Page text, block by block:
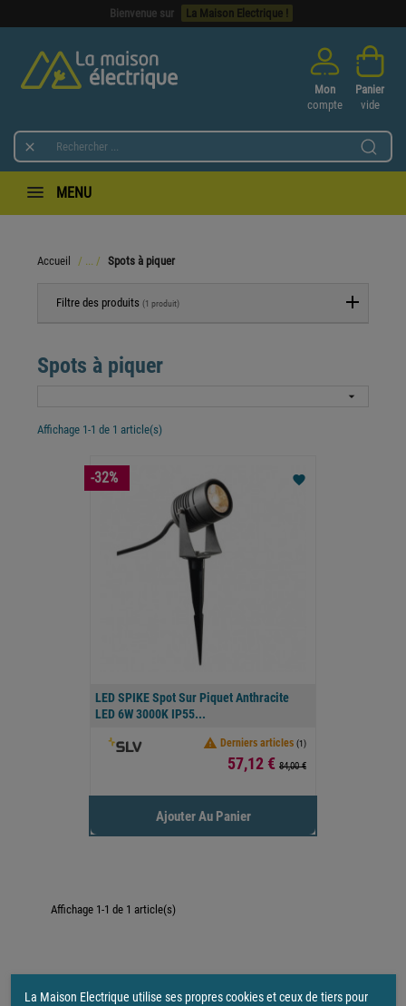
Bienvenue sur La Maison Electrique !

Mon
compte
Panier
vide
MENU
Accueil Spots à piquer
Filtre des produits (1 produit)
Spots à piquer

Affichage 1-1 de 1 article(s)
LED SPIKE Spot Sur Piquet Anthracite
LED 6W 3000K IP55...
 Derniers articles (1)
Prix
57,12 € 84,00 €
favorite
Ajouter Au Panier
-32%
Affichage 1-1 de 1 article(s)
La Maison Electrique utilise ses propres cookies et ceux de tiers pour